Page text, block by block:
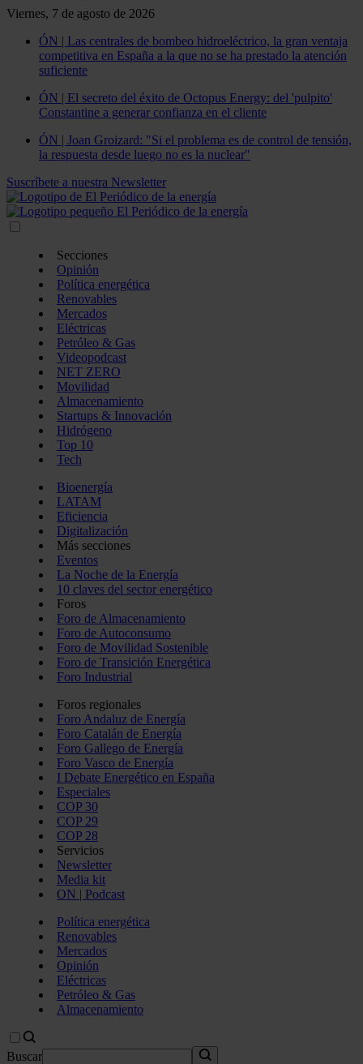
Viernes, 7 de agosto de 2026
ÓN | Las centrales de bombeo hidroeléctrico, la gran ventaja
competitiva en España a la que no se ha prestado la atención
suficiente
ÓN | El secreto del éxito de Octopus Energy: del 'pulpito'
Constantine a generar confianza en el cliente
ÓN | Joan Groizard: "Si el problema es de control de tensión,
la respuesta desde luego no es la nuclear"
Suscríbete a nuestra Newsletter
Secciones
Opinión
Política energética
Renovables
Mercados
Eléctricas
Petróleo & Gas
Videopodcast
NET ZERO
Movilidad
Almacenamiento
Startups & Innovación
Hidrógeno
Top 10
Tech
Bioenergía
LATAM
Eficiencia
Digitalización
Más secciones
Eventos
La Noche de la Energía
10 claves del sector energético
Foros
Foro de Almacenamiento
Foro de Autoconsumo
Foro de Movilidad Sostenible
Foro de Transición Energética
Foro Industrial
Foros regionales
Foro Andaluz de Energía
Foro Catalán de Energía
Foro Gallego de Energía
Foro Vasco de Energía
I Debate Energético en España
Especiales
COP 30
COP 29
COP 28
Servicios
Newsletter
Media kit
ON | Podcast
Política energética
Renovables
Mercados
Opinión
Eléctricas
Petróleo & Gas
Almacenamiento
Buscar